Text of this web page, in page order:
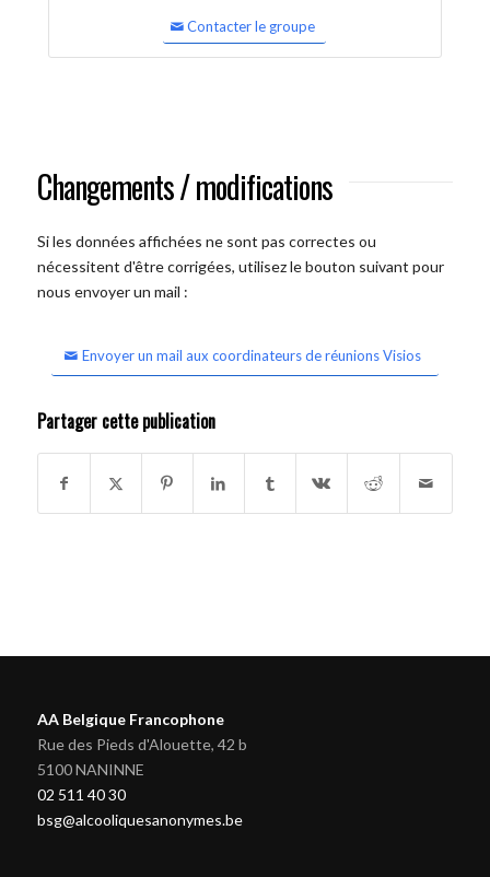
Contacter le groupe
Changements / modifications
Si les données affichées ne sont pas correctes ou
nécessitent d'être corrigées, utilisez le bouton suivant pour
nous envoyer un mail :
Envoyer un mail aux coordinateurs de réunions Visios
Partager cette publication
AA Belgique Francophone
Rue des Pieds d'Alouette, 42 b
5100 NANINNE
02 511 40 30
bsg@alcooliquesanonymes.be